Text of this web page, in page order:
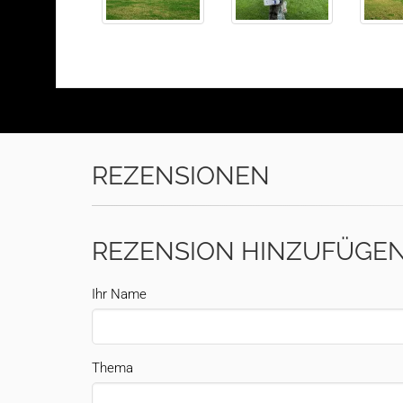
REZENSIONEN
REZENSION
Ihr Name
Thema